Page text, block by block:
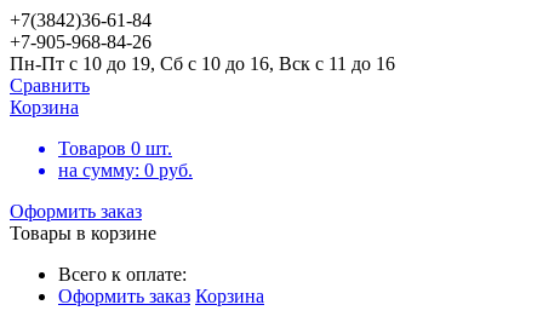
+7(3842)36-61-84
+7-905-968-84-26
Пн-Пт с 10 до 19, Сб с 10 до 16, Вск с 11 до 16
Сравнить
Корзина
Товаров 0 шт.
на сумму: 0 руб.
Оформить заказ
Товары в корзине
Всего к оплате:
Оформить заказ Корзина